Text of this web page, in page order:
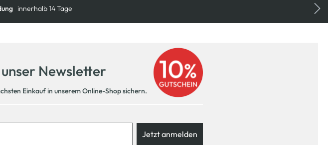
innerhalb 14 Tage
Newsletter
Einkauf in unserem Online-Shop sichern.
Jetzt anmelden